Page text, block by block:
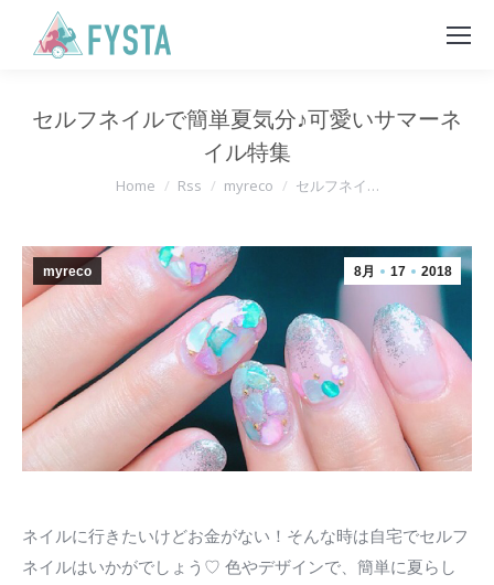
セルフネイルで簡単夏気分♪可愛いサマーネ
イル特集
You are here:
Home Rss myreco セルフネイ…
8月 17 2018
myreco
ネイルに行きたいけどお金がない！そんな時は自宅でセルフ
ネイルはいかがでしょう♡ 色やデザインで、簡単に夏らし